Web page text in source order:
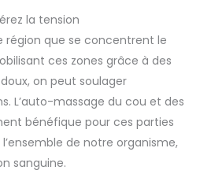
la tension
région que se concentrent le
ces zones grâce à des
on peut soulager
L’auto-massage du cou et des
bénéfique pour ces parties
de notre organisme,
sanguine.